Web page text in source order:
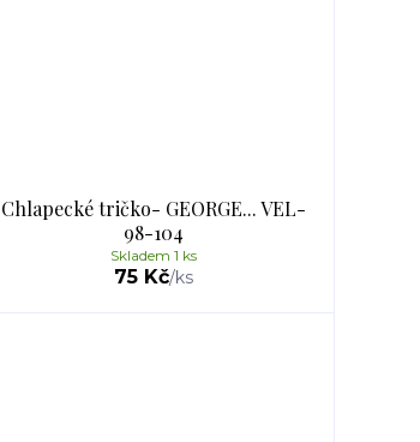
Chlapecké tričko- GEORGE... VEL-
98-104
75 Kč/ks
Skladem 1 ks